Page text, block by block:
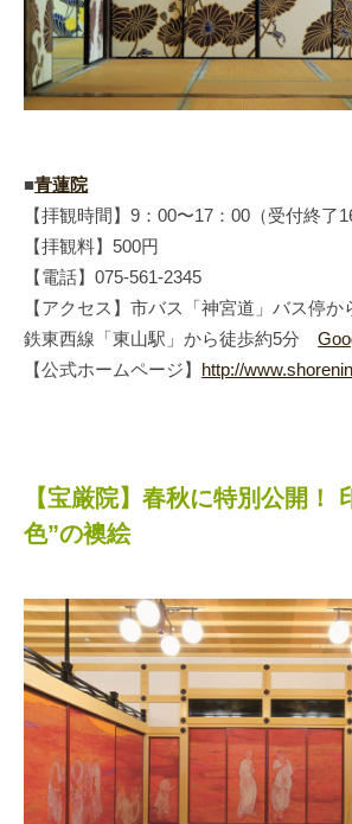
■青蓮院
【拝観時間】9：00〜17：00（受付終了
【拝観料】500円
【電話】075-561-2345
【アクセス】市バス「神宮道」バス停
鉄東西線「東山駅」から徒歩約5分
【公式ホームページ】
http://
【宝厳院】春秋に特別公開！
色”の襖絵